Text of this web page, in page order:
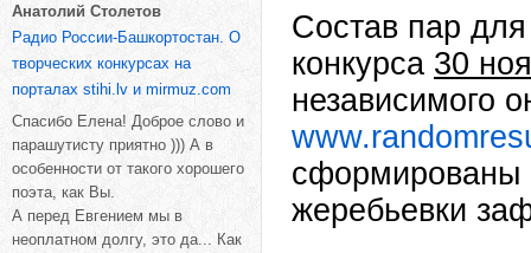
Анатолий Столетов
Радио России-Башкортостан. О
творческих конкурсах на
порталах stihi.lv и mirmuz.com
Спасибо Елена! Доброе слово и
парашутисту приятно ))) А в
особенности от такого хорошего
поэта, как Вы.
А перед Евгением мы в
неоплатном долгу, это да... Как
Состав пар
конкурса 30
независимого
сформированы
жеребьевки